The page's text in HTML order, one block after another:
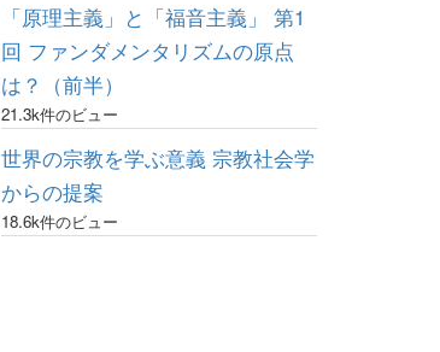
「原理主義」と「福音主義」 第1
回 ファンダメンタリズムの原点
は？（前半）
21.3k件のビュー
世界の宗教を学ぶ意義 宗教社会学
からの提案
18.6k件のビュー